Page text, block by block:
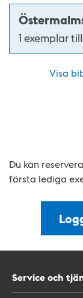
1 exemplar
Visa
Du kan
första lediga
Service och